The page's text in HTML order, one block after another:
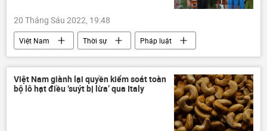
20 Tháng Sáu 2022, 19:48
Việt Nam Thời sự
Pháp luật
bắt giữ
Công ty Việt Á
Công an TP Đà Nẵng
Đà Nẵng
Việt Nam giành lại quyền kiểm soát toàn
bộ lô hạt điều ‘suýt bị lừa’ qua Italy